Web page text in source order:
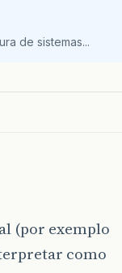
de sistemas...
(por exemplo
como